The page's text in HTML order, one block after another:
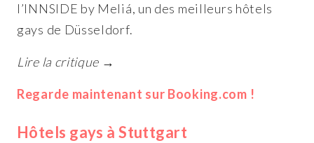
l’INNSIDE by Meliá, un des meilleurs hôtels
gays de Düsseldorf.
Lire la critique →
Regarde maintenant sur Booking.com !
Hôtels gays à Stuttgart